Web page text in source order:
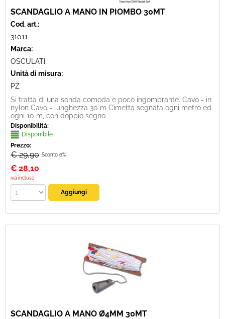
SCANDAGLIO A MANO IN PIOMBO 30MT
Cod. art.:
31011
Marca:
OSCULATI
Unità di misura:
PZ
Si tratta di una sonda comoda e poco ingombrante. Cavo - in
nylon Cavo - lunghezza 30 m Cimetta segnata ogni metro ed
ogni 10 m, con doppio segno
Disponibilità:
Disponibile
Prezzo:
€ 29,90 Sconto 6%
€ 28,10
iva inclusa
SCANDAGLIO A MANO Ø4MM 30MT